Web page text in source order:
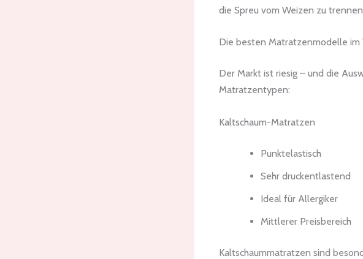
die Spreu vom Weizen zu
Die besten Matratzenmodelle im
Der Markt ist riesig – und die
Matratzentypen:
Kaltschaum-Matratzen
Punktelastisch
Sehr druckentlastend
Ideal für Allergiker
Mittlerer Preisbereich
Kaltschaummatratzen sind